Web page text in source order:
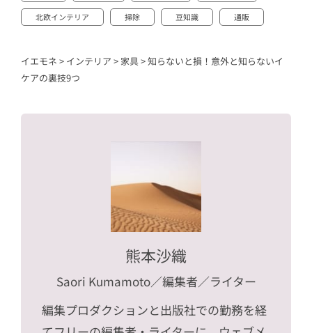
北欧インテリア 掃除 豆知識 通販
イエモネ > インテリア > 家具>知らないと損！意外と知らないイ
ケアの裏技9つ
熊本沙織
Saori Kumamoto／編集者／ライター
編集プロダクションと出版社での勤務を経